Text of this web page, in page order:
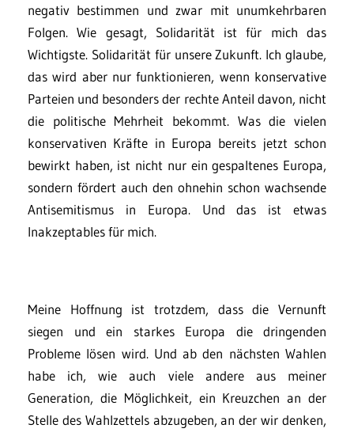
negativ bestimmen und zwar mit unumkehrbaren
Folgen. Wie gesagt, Solidarität ist für mich das
Wichtigste. Solidarität für unsere Zukunft. Ich glaube,
das wird aber nur funktionieren, wenn konservative
Parteien und besonders der rechte Anteil davon, nicht
die politische Mehrheit bekommt. Was die vielen
konservativen Kräfte in Europa bereits jetzt schon
bewirkt haben, ist nicht nur ein gespaltenes Europa,
sondern fördert auch den ohnehin schon wachsende
Antisemitismus in Europa. Und das ist etwas
Inakzeptables für mich.
Meine Hoffnung ist trotzdem, dass die Vernunft
siegen und ein starkes Europa die dringenden
Probleme lösen wird. Und ab den nächsten Wahlen
habe ich, wie auch viele andere aus meiner
Generation, die Möglichkeit, ein Kreuzchen an der
Stelle des Wahlzettels abzugeben, an der wir denken,